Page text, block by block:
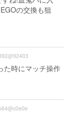
の交換も狙
た時にマッチ操作